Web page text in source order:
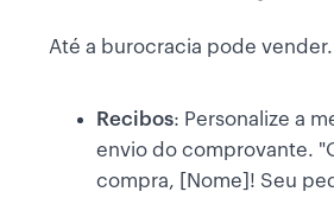
Até a burocracia pode vender.
Recibos: Personalize a
envio do comprovante.
compra, [Nome]! Seu